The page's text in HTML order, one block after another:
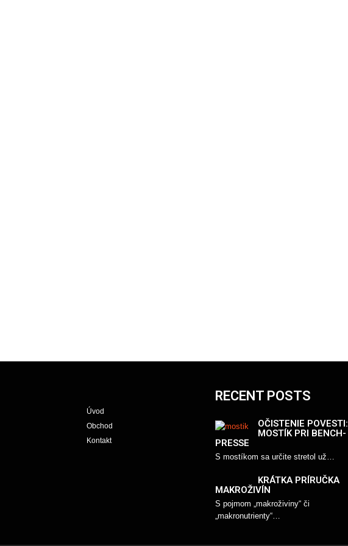
Úvod
Obchod
Kontakt
RECENT POSTS
OČISTENIE POVESTI:
MOSTÍK PRI BENCH-
PRESSE
S mostíkom sa určite stretol už…
KRÁTKA PRÍRUČKA
MAKROŽIVÍN
S pojmom „makroživiny“ či
„makronutrienty“…